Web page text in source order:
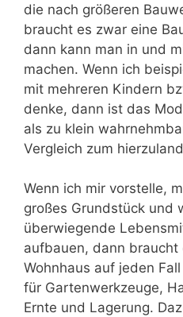
die nach größeren
braucht es zwar eine
dann kann man in und
machen. Wenn ich
mit mehreren Kindern
denke, dann ist das
als zu klein
Vergleich zum
Wenn ich mir vorstelle,
großes Grundstück und
überwiegende
aufbauen, dann braucht
Wohnhaus auf jeden
für Gartenwerkzeuge,
Ernte und Lagerung.